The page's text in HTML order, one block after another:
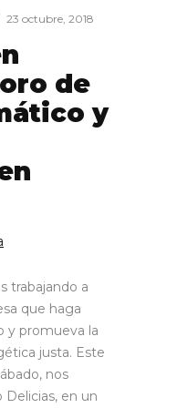
23 octubre, 2018
de
y
trabajando a
que haga
y promueva la
justa. Este
nos
en un